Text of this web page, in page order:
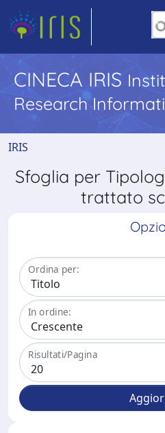
CINECA IRIS
Research
IRIS
Sfoglia per
trattato
Ordina per:
In ordine:
Risultati/Pagina